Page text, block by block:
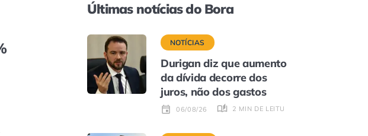
Últimas notícias do Bora
NOTÍCIAS
Durigan diz que aumento
da dívida decorre dos
juros, não dos gastos
06/08/26 2 MIN DE LEITURA